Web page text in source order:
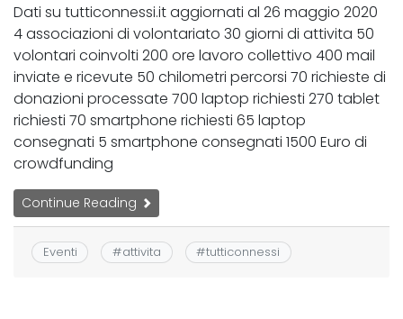
Dati su tutticonnessi.it aggiornati al 26 maggio 2020
4 associazioni di volontariato 30 giorni di attivita 50
volontari coinvolti 200 ore lavoro collettivo 400 mail
inviate e ricevute 50 chilometri percorsi 70 richieste di
donazioni processate 700 laptop richiesti 270 tablet
richiesti 70 smartphone richiesti 65 laptop
consegnati 5 smartphone consegnati 1500 Euro di
crowdfunding
Continue Reading
Eventi #attivita #tutticonnessi